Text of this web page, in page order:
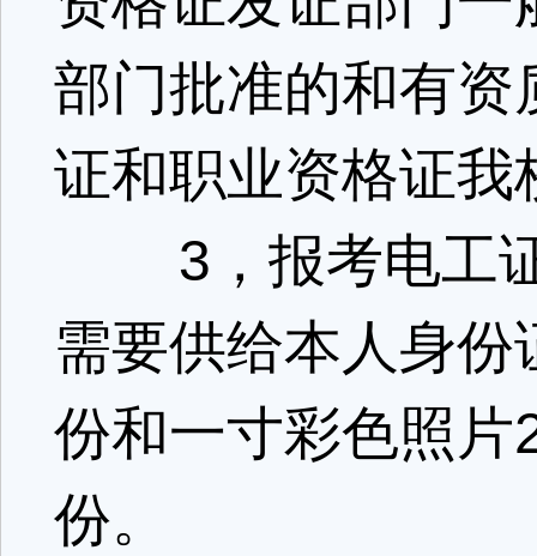
部门批准的和有
证和职业资格证我
3，报考电工证
需要供给本人身
份和一寸彩色照
份。